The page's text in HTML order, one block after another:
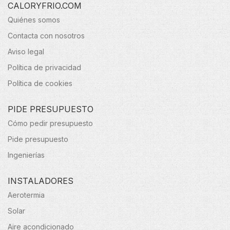
CALORYFRIO.COM
Quiénes somos
Contacta con nosotros
Aviso legal
Política de privacidad
Política de cookies
PIDE PRESUPUESTO
Cómo pedir presupuesto
Pide presupuesto
Ingenierías
INSTALADORES
Aerotermia
Solar
Aire acondicionado